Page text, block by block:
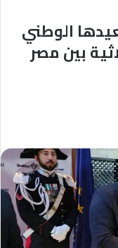
الوطني
بين مصر